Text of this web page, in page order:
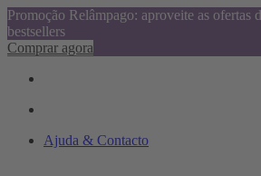
Promoção Relâmpago: aproveite as ofertas
bestsellers
Comprar agora
Ajuda & Contacto